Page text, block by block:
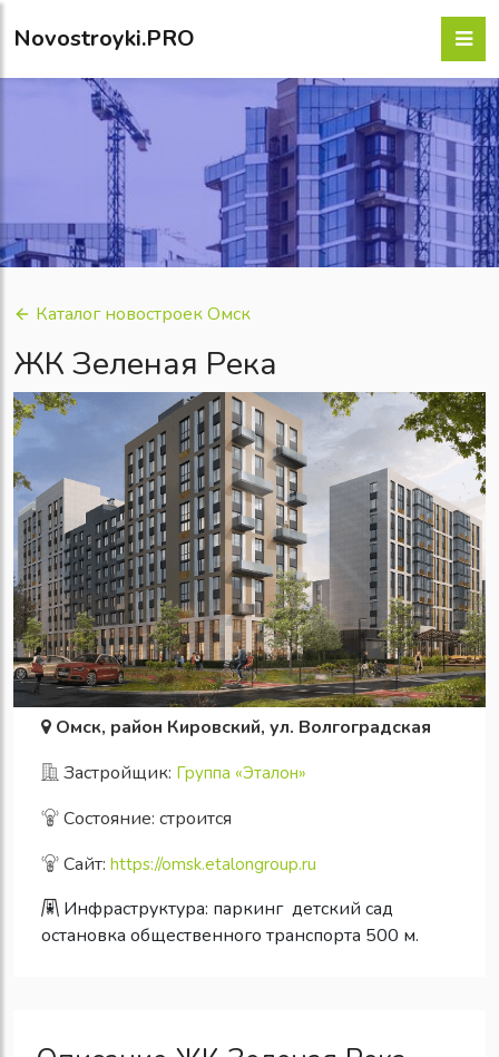
Novostroyki.PRO
Каталог новостроек Омск
ЖК Зеленая Река
Омск, район Кировский, ул. Волгоградская
Застройщик: Группа «Эталон»
Состояние: строится
Сайт: https://omsk.etalongroup.ru
Инфраструктура: паркинг детский сад
остановка общественного транспорта 500 м.